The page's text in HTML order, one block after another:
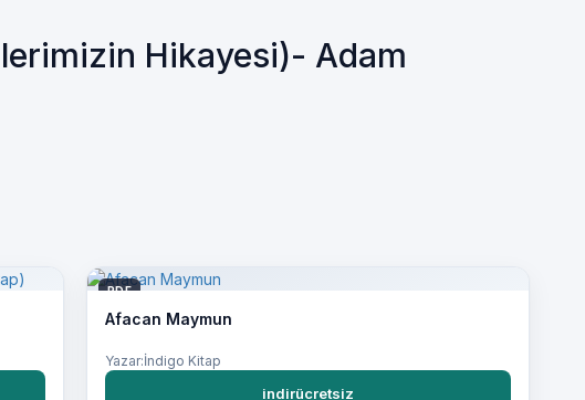
Hikayesi)- Adam
PDF
Afacan Maymun
Yazar:İndigo Kitap
indirücretsiz